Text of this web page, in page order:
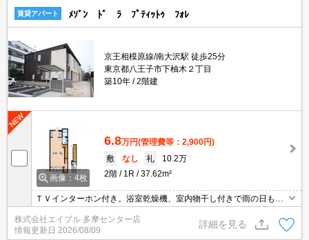
賃貸アパート ﾒｿﾞﾝ ﾄﾞ ﾗ ﾌﾟﾃｨｯﾄｩ ﾌｫﾚ
京王相模原線/南大沢駅 徒歩25分
東京都八王子市下柚木２丁目
築10年
2階建
画像：4枚
6.8万円(管理費等：2,900円)
敷
なし 礼
10.2万
2階
1R 37.62m²
ＴＶインターホン付き。浴室乾燥機、室内物干し付きで雨の日も安
心です。ウォークインクローゼット付き。経済的な都市ガス使用。
防音フローリング。追い焚き機能付きバス。消火剤・防災グッズ代
16,500円～。
株式会社エイブル 多摩センター店
情報更新日 2026/08/09
詳細を見る